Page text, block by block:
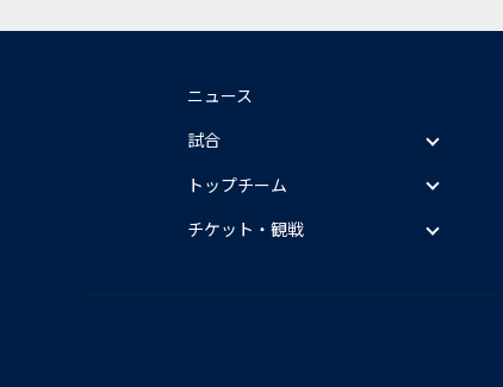
ニュース
試合
トップチーム
チケット・観戦